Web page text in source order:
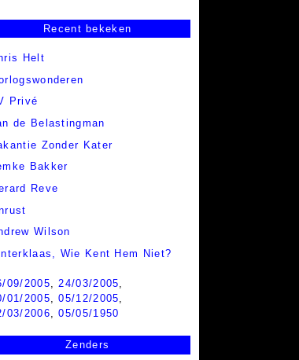
Recent bekeken
Helt
Privé
de Belastingman
Zonder Kater
Bakker
Reve
Wilson
Wie Kent Hem Niet?
09/2005,24/03/2005,
01/2005,05/12/2005,
03/2006,05/05/1950
Zenders